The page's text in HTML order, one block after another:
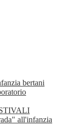
bertani
all'infanzia